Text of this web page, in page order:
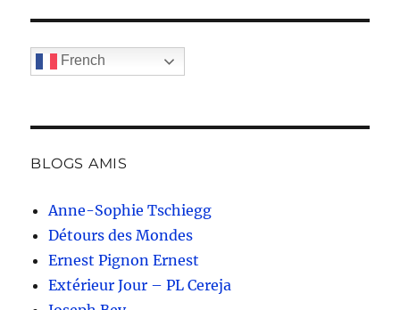
French
BLOGS AMIS
Anne-Sophie Tschiegg
Détours des Mondes
Ernest Pignon Ernest
Extérieur Jour – PL Cereja